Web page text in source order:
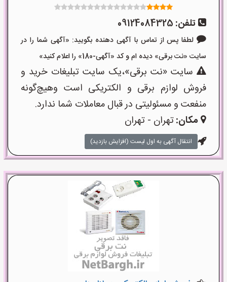
تلفن: 09124084325
لطفا پس از تماس با آگهی دهنده بگویید: «آگهی شما را در
سایت «نت برقی» دیده ام و کد «آگهی-180» را اعلام کنید»
سایت «نت برقی»،یک سایت تبلیغات خرید و
فروش لوازم برقی و الکتریکی است وهیچ‌گونه
منفعت و مسئولیتی در قبال معاملات شما ندارد.
مکان:تهران - تهران
انتقال آگهی به اول لیست (افزایش بازدید)